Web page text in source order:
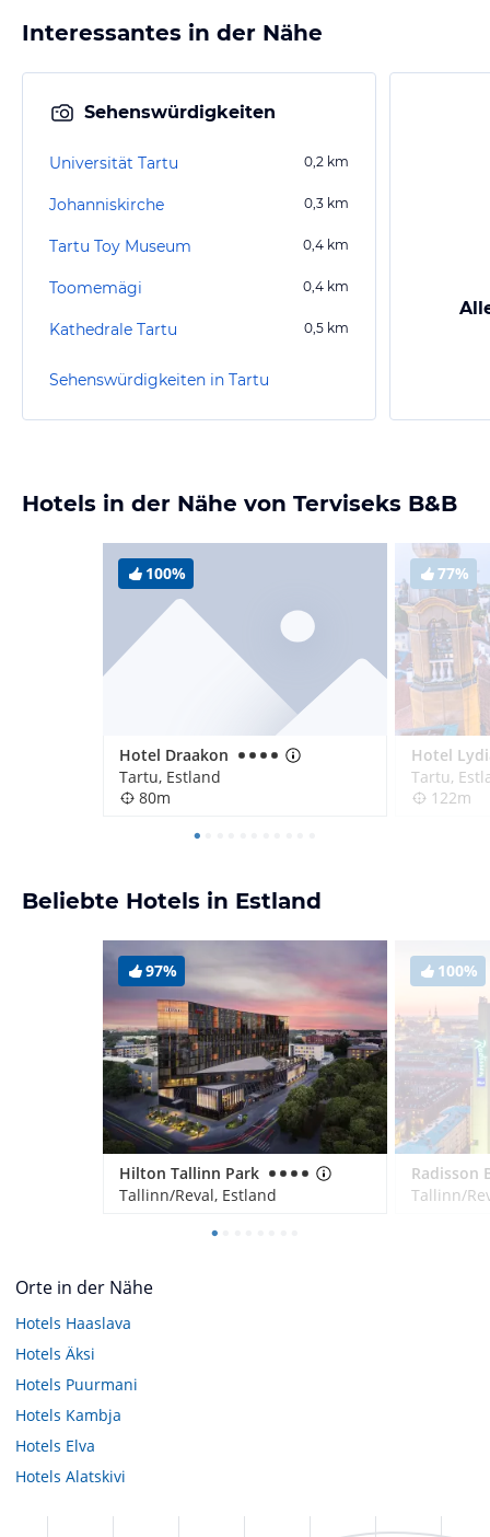
Interessantes in der Nähe
Sehenswürdigkeiten
Universität Tartu 0,2 km
Johanniskirche 0,3 km
Tartu Toy Museum 0,4 km
Toomemägi 0,4 km
Kathedrale Tartu 0,5 km
Sehenswürdigkeiten in Tartu
Hotels in der Nähe von Terviseks B&B
100%
Hotel Draakon
Tartu, Estland
80m
77%
Hotel
Tartu,
122m
Beliebte Hotels in Estland
97%
Hilton Tallinn Park
Tallinn/Reval, Estland
100%
Tallinn/
Orte in der Nähe
Hotels Haaslava
Hotels Äksi
Hotels Puurmani
Hotels Kambja
Hotels Elva
Hotels Alatskivi